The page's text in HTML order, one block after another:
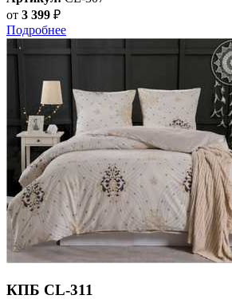
от 3 399 ₽
Подробнее
КПБ CL-311